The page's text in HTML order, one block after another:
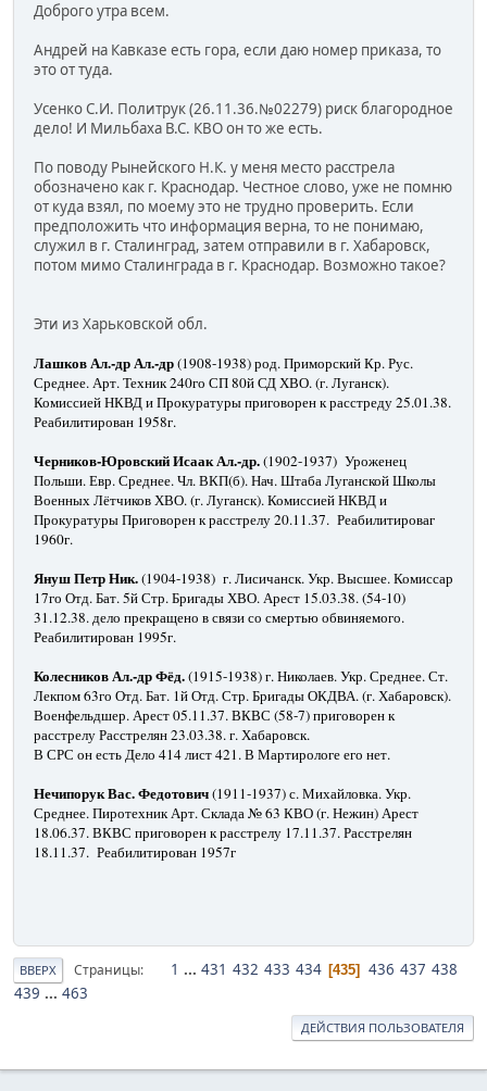
Доброго утра всем.
Андрей на Кавказе есть гора, если даю номер приказа, то
это от туда.
Усенко С.И. Политрук (26.11.36.№02279) риск благородное
дело! И Мильбаха В.С. КВО он то же есть.
По поводу Рынейского Н.К. у меня место расстрела
обозначено как г. Краснодар. Честное слово, уже не помню
от куда взял, по моему это не трудно проверить. Если
предположить что информация верна, то не понимаю,
служил в г. Сталинград, затем отправили в г. Хабаровск,
потом мимо Сталинграда в г. Краснодар. Возможно такое?
Эти из Харьковской обл.
Лашков Ал.-др Ал.-др(1908-1938) род. Приморский Кр. Рус.
Среднее. Арт. Техник 240го СП 80й СД ХВО. (г. Луганск).
Комиссией НКВД и Прокуратуры приговорен к расстреду 25.01.38.
Реабилитирован 1958г.
Черников-Юровский Исаак Ал.-др.(1902-1937) Уроженец
Польши. Евр. Среднее. Чл. ВКП(б). Нач. Штаба Луганской Школы
Военных Лётчиков ХВО. (г. Луганск). Комиссией НКВД и
Прокуратуры Приговорен к расстрелу 20.11.37. Реабилитироваг
1960г.
Януш Петр Ник.(1904-1938) г. Лисичанск. Укр. Высшее. Комиссар
17го Отд. Бат. 5й Стр. Бригады ХВО. Арест 15.03.38. (54-10)
31.12.38. дело прекращено в связи со смертью обвиняемого.
Реабилитирован 1995г.
Колесников Ал.-др Фёд.(1915-1938) г. Николаев. Укр. Среднее. Ст.
Лекпом 63го Отд. Бат. 1й Отд. Стр. Бригады ОКДВА. (г. Хабаровск).
Военфельдшер. Арест 05.11.37. ВКВС (58-7) приговорен к
расстрелу Расстрелян 23.03.38. г. Хабаровск.
В СРС он есть Дело 414 лист 421. В Мартирологе его нет.
Нечипорук Вас. Федотович(1911-1937) с. Михайловка. Укр.
Среднее. Пиротехник Арт. Склада № 63 КВО (г. Нежин) Арест
18.06.37. ВКВС приговорен к расстрелу 17.11.37. Расстрелян
18.11.37. Реабилитирован 1957г
ВВЕРХ Страницы 1 ... 431 432 433 434 435 436 437 438
439 ... 463
ДЕЙСТВИЯ ПОЛЬЗОВАТЕЛЯ